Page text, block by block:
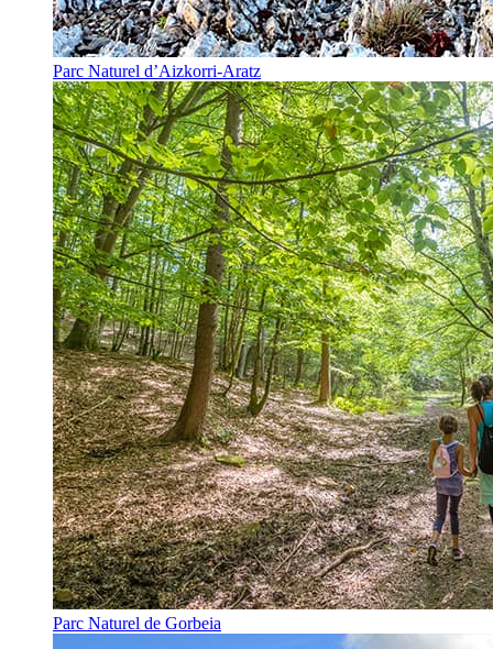
Parc Naturel d’Aizkorri-Aratz
Parc Naturel de Gorbeia